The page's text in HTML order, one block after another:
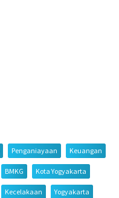
Penganiayaan Keuangan
BMKG Kota Yogyakarta
Kecelakaan Yogyakarta